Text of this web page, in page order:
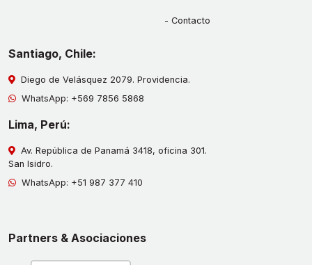
Contacto
Santiago, Chile:
Diego de Velásquez 2079. Providencia.
WhatsApp: +569 7856 5868
Lima, Perú:
Av. República de Panamá 3418, oficina 301.
San Isidro.
WhatsApp: +51 987 377 410
Partners & Asociaciones